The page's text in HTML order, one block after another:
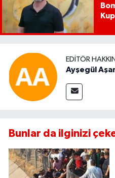
EDITÖR
Ayşegül
Bunlar da ilginizi